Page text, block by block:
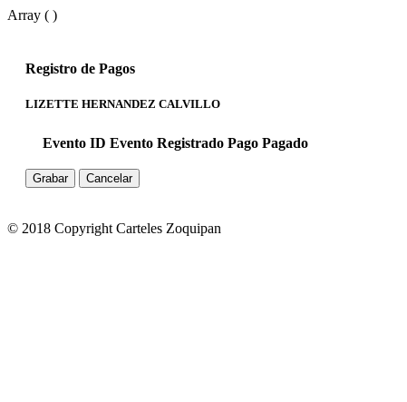
Array ( )
Registro de Pagos
LIZETTE HERNANDEZ CALVILLO
Evento ID Evento Registrado Pago Pagado
Grabar Cancelar
© 2018 Copyright Carteles Zoquipan